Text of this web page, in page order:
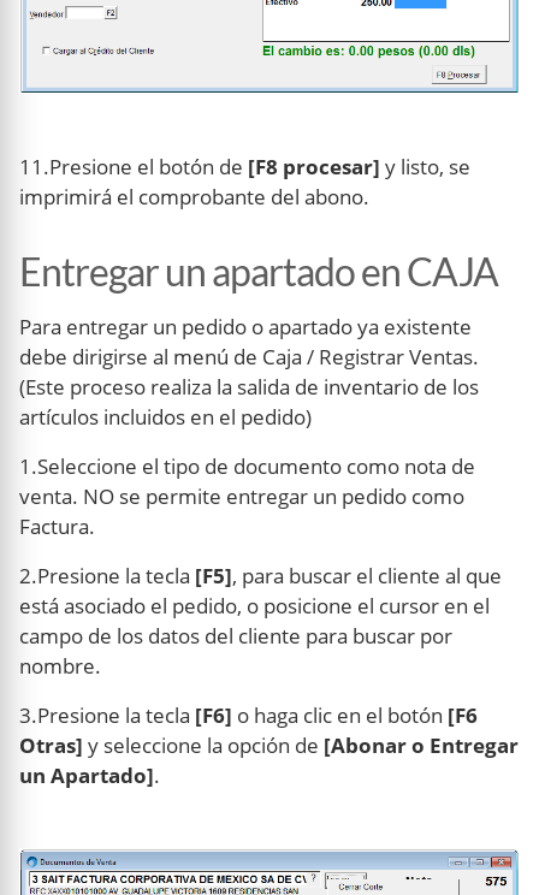
11.Presione el botón de [F8 procesar] y listo, se
imprimirá el comprobante del abono.
Entregar un apartado en CAJA
Para entregar un pedido o apartado ya existente
debe dirigirse al menú de Caja / Registrar Ventas.
(Este proceso realiza la salida de inventario de los
artículos incluidos en el pedido)
1.Seleccione el tipo de documento como nota de
venta. NO se permite entregar un pedido como
Factura.
2.Presione la tecla [F5], para buscar el cliente al que
está asociado el pedido, o posicione el cursor en el
campo de los datos del cliente para buscar por
nombre.
3.Presione la tecla [F6] o haga clic en el botón [F6
Otras] y seleccione la opción de [Abonar o Entregar
un Apartado].